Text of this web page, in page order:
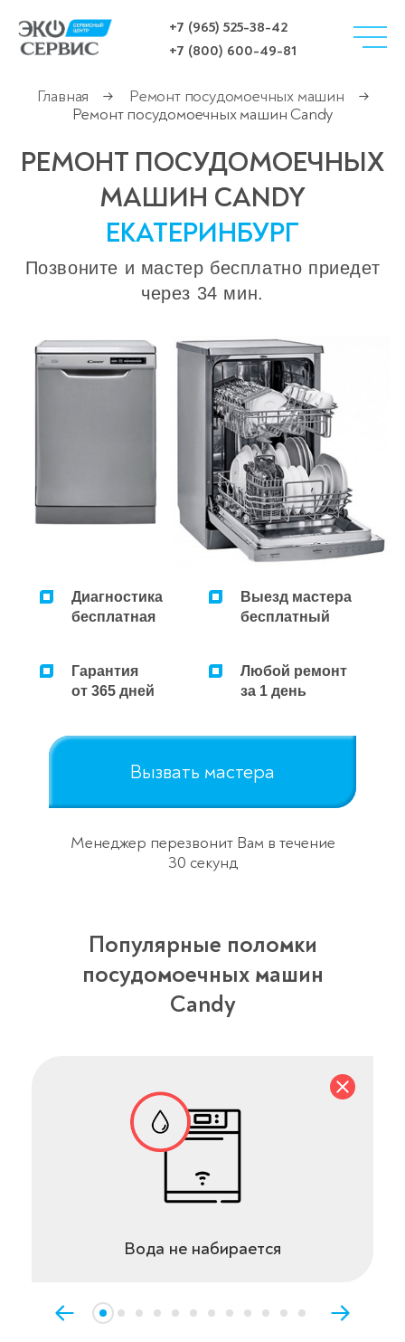
+7 (965) 525-38-42
+7 (800) 600-49-81
Главная → Ремонт посудомоечных машин
→
Ремонт посудомоечных машин Candy
РЕМОНТ ПОСУДОМОЕЧНЫХ
МАШИН CANDY
ЕКАТЕРИНБУРГ
Позвоните и мастер бесплатно приедет
через 34 мин.
Диагностика
бесплатная
Выезд мастера
бесплатный
Гарантия
от 365 дней
Любой ремонт
за 1 день
Вызвать мастера
Менеджер перезвонит Вам в течение
30 секунд
Популярные поломки
посудомоечных машин
Candy
Вода не набирается